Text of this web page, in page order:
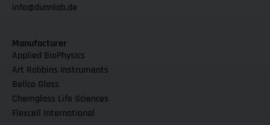
info@dunnlab.de
Manufacturer
Applied BioPhysics
Art Robbins Instruments
Bellco Glass
Chemglass Life Sciences
Flexcell International